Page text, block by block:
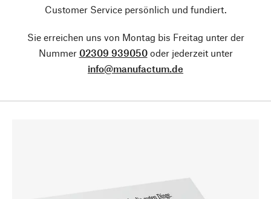
Customer Service persönlich und fundiert.
Sie erreichen uns von Montag bis Freitag unter der
Nummer 02309 939050oder jederzeit unter
info@manufactum.de